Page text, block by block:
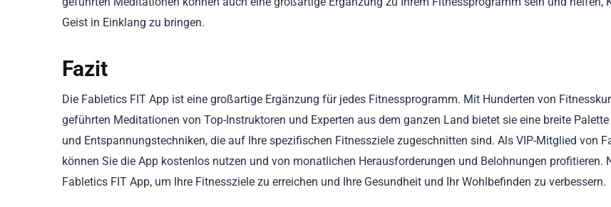
Geist in Einklang zu bringen.
Fazit
Die Fabletics FIT App ist eine großartige Ergänzung für jedes Fitnessprogramm. Mit Hunderten von
geführten Meditationen von Top-Instruktoren und Experten aus dem ganzen Land bietet sie eine breite
und Entspannungstechniken, die auf Ihre spezifischen Fitnessziele zugeschnitten sind. Als VIP-Mitglied von
können Sie die App kostenlos nutzen und von monatlichen Herausforderungen und Belohnungen profitieren.
Fabletics FIT App, um Ihre Fitnessziele zu erreichen und Ihre Gesundheit und Ihr Wohlbefinden zu verbessern.